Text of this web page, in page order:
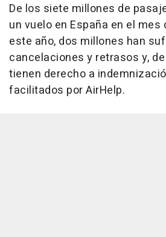
De los siete millones de
un vuelo en España en el
este año, dos millones han
cancelaciones y retrasos y,
tienen derecho a
facilitados por AirHelp.